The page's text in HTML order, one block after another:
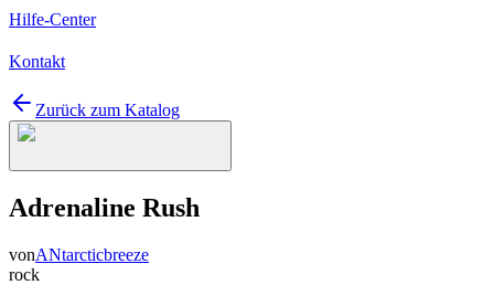
Hilfe-Center
Kontakt
Zurück zum Katalog
Adrenaline Rush
vonANtarcticbreeze
rock